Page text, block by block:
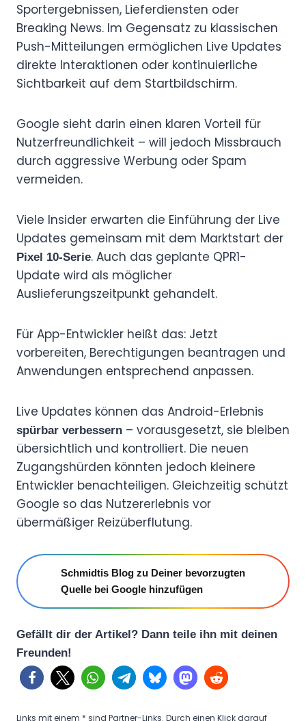
Sportergebnissen, Lieferdiensten oder
Breaking News. Im Gegensatz zu klassischen
Push-Mitteilungen ermöglichen Live Updates
direkte Interaktionen oder kontinuierliche
Sichtbarkeit auf dem Startbildschirm.
Google sieht darin einen klaren Vorteil für
Nutzerfreundlichkeit – will jedoch Missbrauch
durch aggressive Werbung oder Spam
vermeiden.
Viele Insider erwarten die Einführung der Live
Updates gemeinsam mit dem Marktstart der
Pixel 10-Serie. Auch das geplante QPR1-
Update wird als möglicher
Auslieferungszeitpunkt gehandelt.
Für App-Entwickler heißt das: Jetzt
vorbereiten, Berechtigungen beantragen und
Anwendungen entsprechend anpassen.
Live Updates können das Android-Erlebnis
spürbar verbessern – vorausgesetzt, sie bleiben
übersichtlich und kontrolliert. Die neuen
Zugangshürden könnten jedoch kleinere
Entwickler benachteiligen. Gleichzeitig schützt
Google so das Nutzererlebnis vor
übermäßiger Reizüberflutung.
Schmidtis Blog zu Deiner bevorzugten
Quelle bei Google hinzufügen
Gefällt dir der Artikel? Dann teile ihn mit deinen
Freunden!
Links mit einem * sind Partner-Links. Durch einen Klick darauf